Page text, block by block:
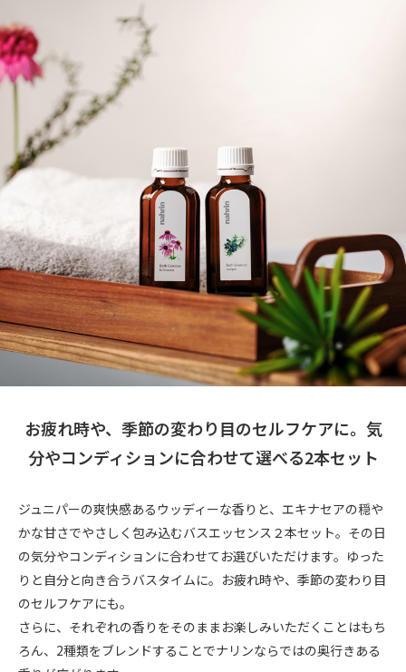
お疲れ時や、季節の変わり目のセルフケアに。気
分やコンディションに合わせて選べる2本セット
ジュニパーの爽快感あるウッディーな香りと、エキナセアの穏や
かな甘さでやさしく包み込むバスエッセンス２本セット。その日
の気分やコンディションに合わせてお選びいただけます。ゆった
りと自分と向き合うバスタイムに。お疲れ時や、季節の変わり目
のセルフケアにも。
さらに、それぞれの香りをそのままお楽しみいただくことはもち
ろん、2種類をブレンドすることでナリンならではの奥行きある